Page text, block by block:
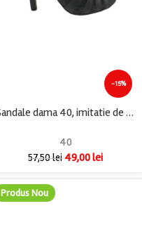
-15%
Sandale dama 40, imitatie de piele, negru
40
57,50lei 49,00lei
Produs Nou